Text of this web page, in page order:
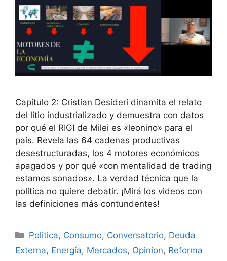
Capítulo 2: Cristian Desideri dinamita el relato
del litio industrializado y demuestra con datos
por qué el RIGI de Milei es «leonino» para el
país. Revela las 64 cadenas productivas
desestructuradas, los 4 motores económicos
apagados y por qué «con mentalidad de trading
estamos sonados». La verdad técnica que la
política no quiere debatir. ¡Mirá los videos con
las definiciones más contundentes!
Politica, Consumo, Conversatorio, Deuda
Externa, Energía, Mercados, Opinion, Reforma